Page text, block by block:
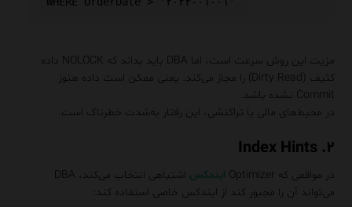
مزیت این روش سرعت است، اما DBA باید بداند که NOLOCK داده‌
کثیف (Dirty Read) را مجاز می‌کند. یعنی ممکن است داده هنوز
Commit نشده باشد.
در محیط‌های مالی یا تراکنشی، این رفتار به‌شدت خطرناک است.
۲. Index Hints
در مواقعی که Optimizer ایندکس
اشتباهی انتخاب می‌کند، DBA
می‌تواند آن را مجبور کند از ایندکس خاصی استفاده کند: